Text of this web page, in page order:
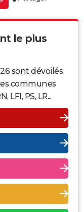
le plus
sont dévoilés
communes
PS, LR...